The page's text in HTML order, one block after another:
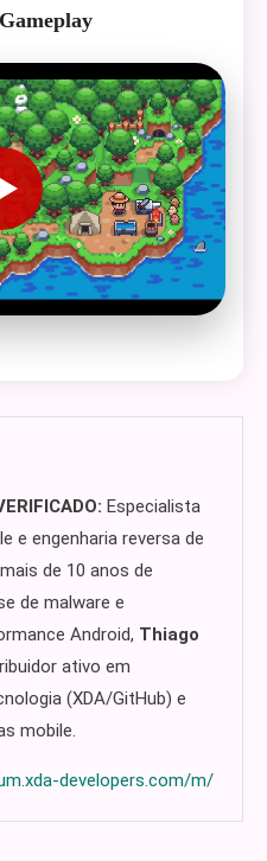
Especialista
e engenharia reversa de
de 10 anos de
de malware e
Android, Thiago
ativo em
(XDA/GitHub) e
mobile.
developers.com/m/